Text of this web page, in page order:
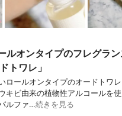
ルオンタイプのフレグラン
トワレ」
ロールオンタイプのオードトワ
キビ由来の植物性アルコールを
ルファ…続きを見る